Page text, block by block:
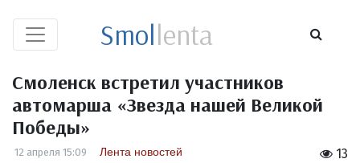
Smollenta
Смоленск встретил участников
автомарша «Звезда нашей Великой
Победы»
13
12 апреля 15:09 Лента новостей